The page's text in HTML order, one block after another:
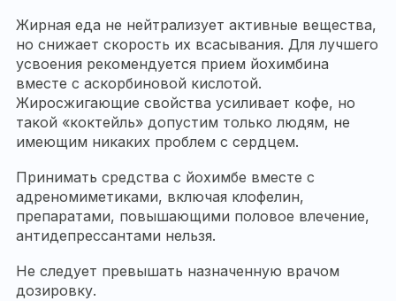
Жирная еда не нейтрализует активные вещества,
но снижает скорость их всасывания. Для лучшего
усвоения рекомендуется прием йохимбина
вместе с аскорбиновой кислотой.
Жиросжигающие свойства усиливает кофе, но
такой «коктейль» допустим только людям, не
имеющим никаких проблем с сердцем.
Принимать средства с йохимбе вместе с
адреномиметиками, включая клофелин,
препаратами, повышающими половое влечение,
антидепрессантами нельзя.
Не следует превышать назначенную врачом
дозировку.